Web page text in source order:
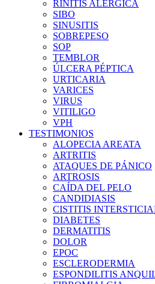
RINITIS ALERGICA
SIBO
SINUSITIS
SOBREPESO
SOP
TEMBLOR
ÚLCERA PÉPTICA
URTICARIA
VARICES
VIRUS
VITILIGO
VPH
TESTIMONIOS
ALOPECIA AREATA
ARTRITIS
ATAQUES DE PÁNICO
ARTROSIS
CAÍDA DEL PELO
CANDIDIASIS
CISTITIS
DIABETES
DERMATITIS
DOLOR
EPOC
ESCLERODERMIA
ESPONDILITIS